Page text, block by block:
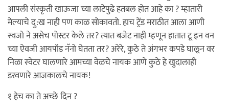
आपली संस्कृती खाऊजा च्या लाटेपुढे हतबल होत आहे का ? म्हातारी
मेल्याचे दु:ख नाही पण काळ सोकावतो. हाच ट्रेंड मराठीत आला आणी
स्वजो ने असेच पोस्टर केले तर? त्यात बजेट नाही म्हणून हातात टू इन वन
च्या ऐवजी आयपॉड नॅनो घेतता तर? अरेरे, कुठे ते अंगभर कपडे घालून वर
निळा स्वेटर घालणारे आमच्या वेळचे नायक आणे कुठे हे खुदालाही
डरवणारे आजकालचे नायक!
१ हेच का ते अच्छे दिन ?